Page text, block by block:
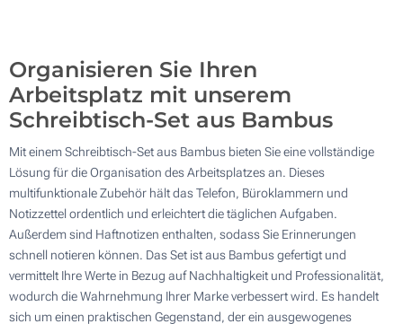
Organisieren Sie Ihren
Arbeitsplatz mit unserem
Schreibtisch-Set aus Bambus
Mit einem Schreibtisch-Set aus Bambus bieten Sie eine vollständige
Lösung für die Organisation des Arbeitsplatzes an. Dieses
multifunktionale Zubehör hält das Telefon, Büroklammern und
Notizzettel ordentlich und erleichtert die täglichen Aufgaben.
Außerdem sind Haftnotizen enthalten, sodass Sie Erinnerungen
schnell notieren können. Das Set ist aus Bambus gefertigt und
vermittelt Ihre Werte in Bezug auf Nachhaltigkeit und Professionalität,
wodurch die Wahrnehmung Ihrer Marke verbessert wird. Es handelt
sich um einen praktischen Gegenstand, der ein ausgewogenes